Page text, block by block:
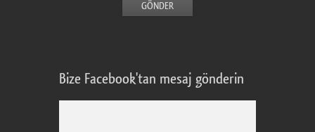
Bize Facebook'tan mesaj gönderin